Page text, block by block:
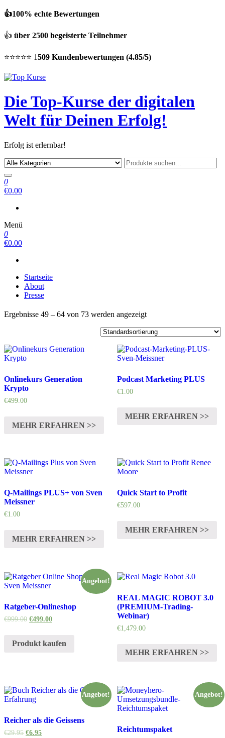
👍100% echte Bewertungen
👍 über 2500 begeisterte Teilnehmer
⭐⭐⭐⭐⭐ 1509 Kundenbewertungen (4.85/5)
Die Top-Kurse der digitalen
Welt für Deinen Erfolg!
Erfolg ist erlernbar!
0
€0.00
Menü
0
€0.00
Startseite
About
Presse
Ergebnisse 49 – 64 von 73 werden angezeigt
Onlinekurs Generation
Krypto
€499.00
MEHR ERFAHREN >>
Podcast Marketing PLUS
€1.00
MEHR ERFAHREN >>
Q-Mailings PLUS+ von Sven
Meissner
€1.00
MEHR ERFAHREN >>
Quick Start to Profit
€597.00
MEHR ERFAHREN >>
Angebot!
Ratgeber-Onlineshop
€999.00 €499.00
Produkt kaufen
REAL MAGIC ROBOT 3.0
(PREMIUM-Trading-
Webinar)
€1,479.00
MEHR ERFAHREN >>
Angebot!
Reicher als die Geissens
€29.95 €6.95
Angebot!
Reichtumspaket